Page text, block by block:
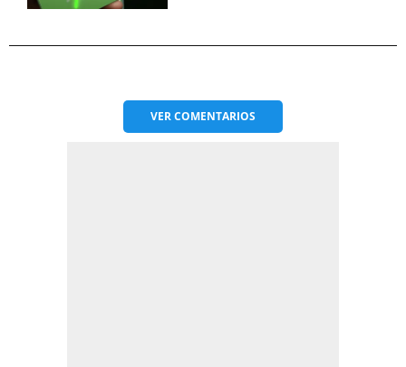
VERCOMENTARIOS